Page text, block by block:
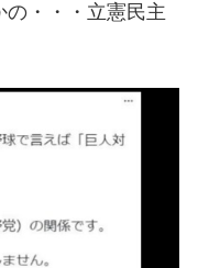
の・・・立憲民主